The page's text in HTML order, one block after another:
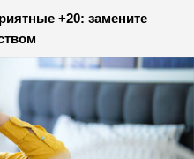
+20: замените